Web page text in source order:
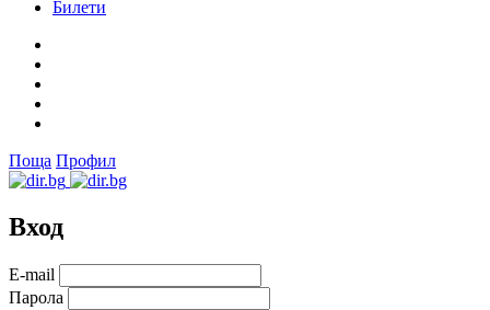
Билети
Поща Профил
Вход
Е-mail
Парола